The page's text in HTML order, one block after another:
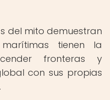
del mito demuestran
tienen la
fronteras y
con sus propias